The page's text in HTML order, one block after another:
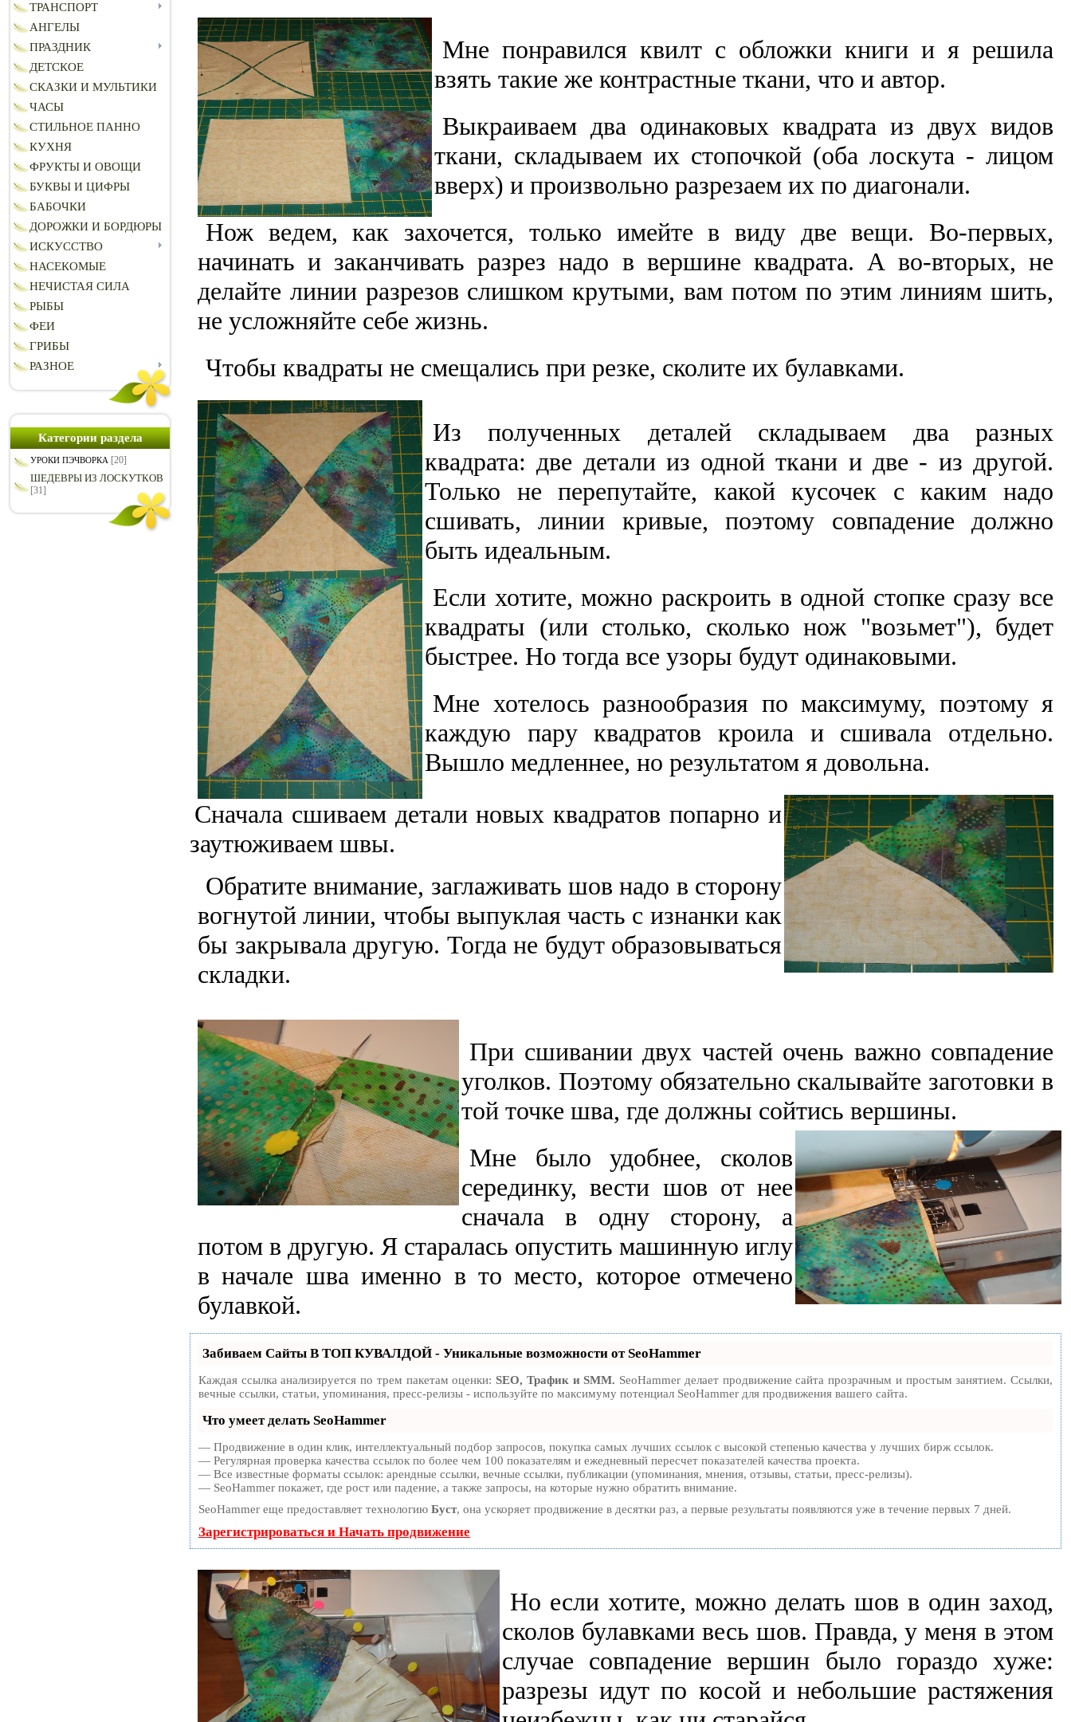
ТРАНСПОРТ
АНГЕЛЫ
ПРАЗДНИК
ДЕТСКОЕ
СКАЗКИ И МУЛЬТИКИ
ЧАСЫ
СТИЛЬНОЕ ПАННО
КУХНЯ
ФРУКТЫ И ОВОЩИ
БУКВЫ И ЦИФРЫ
БАБОЧКИ
ДОРОЖКИ И БОРДЮРЫ
ИСКУССТВО
НАСЕКОМЫЕ
НЕЧИСТАЯ СИЛА
РЫБЫ
ФЕИ
ГРИБЫ
РАЗНОЕ
Категории раздела
УРОКИ ПЭЧВОРКА [20]
ШЕДЕВРЫ ИЗ ЛОСКУТКОВ
[31]
Мне понравился квилт с обложки книги и я решила
взять такие же контрастные ткани, что и автор.
Выкраиваем два одинаковых квадрата из двух видов
ткани, складываем их стопочкой (оба лоскута - лицом
вверх) и произвольно разрезаем их по диагонали.
Нож ведем, как захочется, только имейте в виду две вещи. Во-первых,
начинать и заканчивать разрез надо в вершине квадрата. А во-вторых, не
делайте линии разрезов слишком крутыми, вам потом по этим линиям шить,
не усложняйте себе жизнь.
Чтобы квадраты не смещались при резке, сколите их булавками.
Из полученных деталей складываем два разных
квадрата: две детали из одной ткани и две - из другой.
Только не перепутайте, какой кусочек с каким надо
сшивать, линии кривые, поэтому совпадение должно
быть идеальным.
Если хотите, можно раскроить в одной стопке сразу все
квадраты (или столько, сколько нож "возьмет"), будет
быстрее. Но тогда все узоры будут одинаковыми.
Мне хотелось разнообразия по максимуму, поэтому я
каждую пару квадратов кроила и сшивала отдельно.
Вышло медленнее, но результатом я довольна.
Сначала сшиваем детали новых квадратов попарно и
заутюживаем швы.
Обратите внимание, заглаживать шов надо в сторону
вогнутой линии, чтобы выпуклая часть с изнанки как
бы закрывала другую. Тогда не будут образовываться
складки.
При сшивании двух частей очень важно совпадение
уголков. Поэтому обязательно скалывайте заготовки в
той точке шва, где должны сойтись вершины.
Мне было удобнее, сколов
серединку, вести шов от нее
сначала в одну сторону, а
потом в другую. Я старалась опустить машинную иглу
в начале шва именно в то место, которое отмечено
булавкой.
Забиваем Сайты В ТОП КУВАЛДОЙ - Уникальные возможности от SeoHammer
Каждая ссылка анализируется по трем пакетам оценки:SEO, Трафик и SMM. SeoHammer делает продвижение сайта прозрачным и простым занятием. Ссылки,
вечные ссылки, статьи, упоминания, пресс-релизы - используйте по максимуму потенциал SeoHammer для продвижения вашего сайта.
Что умеет делать SeoHammer
— Продвижение в один клик, интеллектуальный подбор запросов, покупка самых лучших ссылок с высокой степенью качества у лучших бирж ссылок.
— Регулярная проверка качества ссылок по более чем 100 показателям и ежедневный пересчет показателей качества проекта.
— Все известные форматы ссылок: арендные ссылки, вечные ссылки, публикации (упоминания, мнения, отзывы, статьи, пресс-релизы).
— SeoHammer покажет, где рост или падение, а также запросы, на которые нужно обратить внимание.
SeoHammer еще предоставляет технологию Буст, она ускоряет продвижение в десятки раз, а первые результаты появляются уже в течение первых 7 дней.
Зарегистрироваться и Начать продвижение
Но если хотите, можно делать шов в один заход,
сколов булавками весь шов. Правда, у меня в этом
случае совпадение вершин было гораздо хуже:
разрезы идут по косой и небольшие растяжения